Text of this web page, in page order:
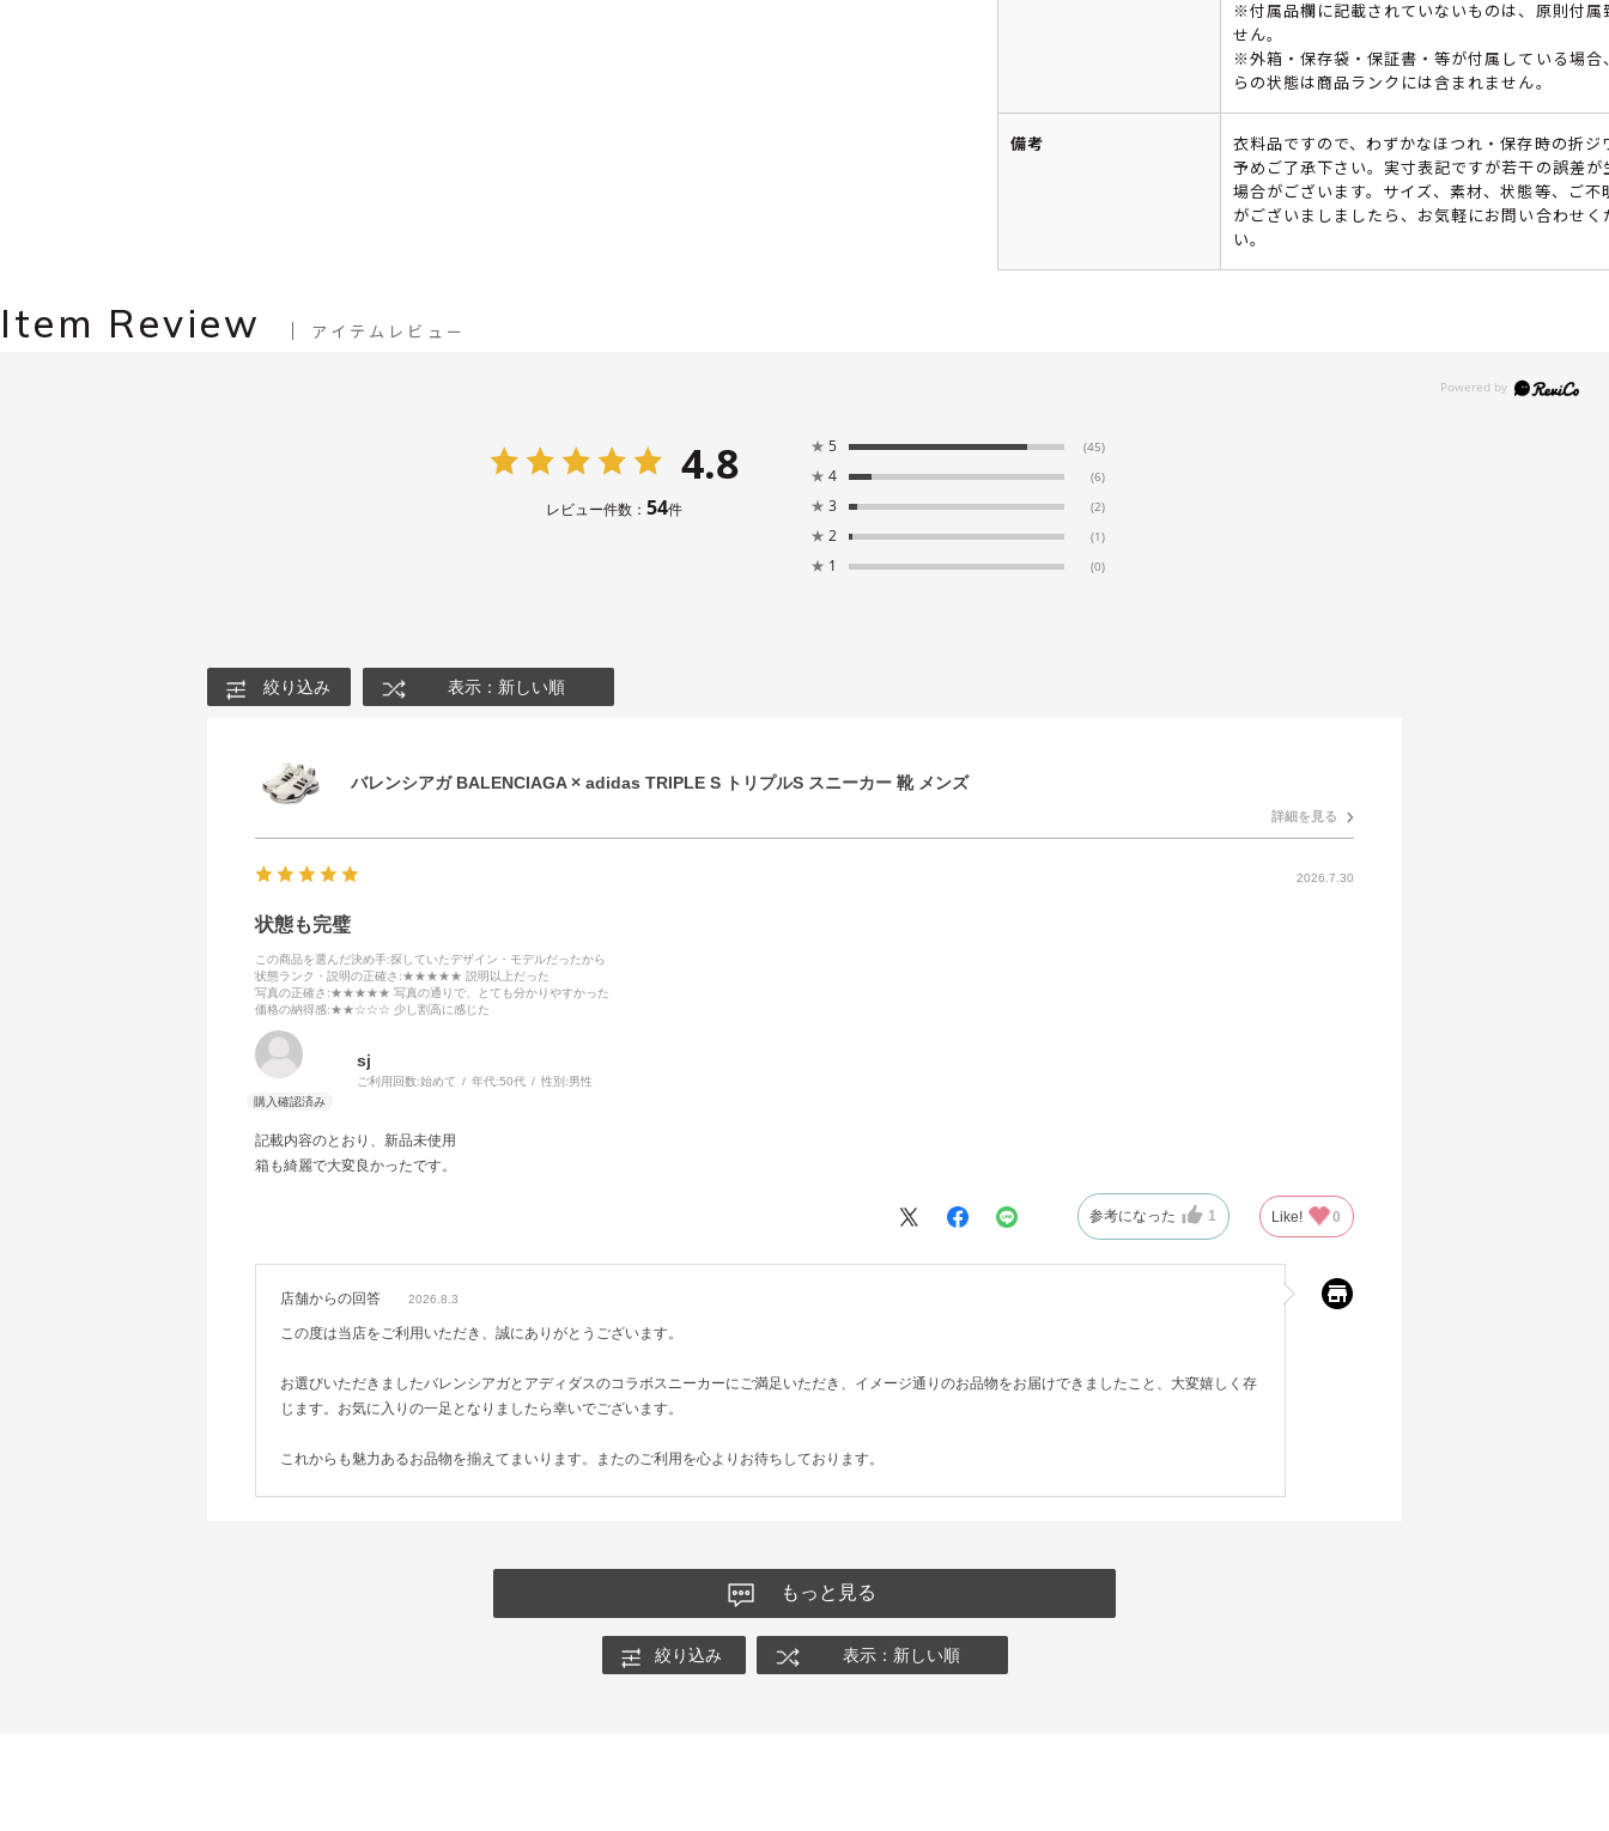
※付属品欄に記載されていないものは、原則付属
せん。
※外箱・保存袋・保証書・等が付属している場合
らの状態は商品ランクには含まれません。
備考
衣料品ですので、わずかなほつれ・保存時の折ジ
予めご了承下さい。実寸表記ですが若干の誤差が
場合がございます。サイズ、素材、状態等、ご不
がございましましたら、お気軽にお問い合わせく
い。
Item Review アイテムレビュー
4.8
レビュー件数： 54件
★ 5 (45)
★ 4 (6)
★ 3 (2)
★ 2 (1)
★ 1 (0)
絞り込み 表示：新しい順
バレンシアガ BALENCIAGA × adidas TRIPLE S トリプルS スニーカー 靴 メンズ
詳細を見る
2026.7.30
状態も完璧
この商品を選んだ決め手:探していたデザイン・モデルだったから
状態ランク・説明の正確さ :★★★★★ 説明以上だった
写真の正確さ :★★★★★ 写真の通りで、とても分かりやすかった
価格の納得感:★★☆☆☆ 少し割高に感じた
sj
ご利用回数:始めて 年代:50代 性別:男性
記載内容のとおり、新品未使用
箱も綺麗で大変良かったです。
参考になった 1 Like! 0
店舗からの回答 2026.8.3
この度は当店をご利用いただき、誠にありがとうございます。
お選びいただきましたバレンシアガとアディダスのコラボスニーカーにご満足いただき、イメージ通りのお品物をお届けできましたこと、大変嬉しく存
じます。お気に入りの一足となりましたら幸いでございます。
これからも魅力あるお品物を揃えてまいります。またのご利用を心よりお待ちしております。
もっと見る
絞り込み 表示：新しい順